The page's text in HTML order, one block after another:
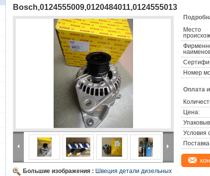
Bosch,0124555009,0120484011,0124555013
Большие изображения : Швеция детали дизельных
Место
Номер
Оплата
Цена:
Условия